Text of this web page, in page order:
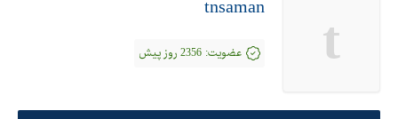
t
tnsaman
عضویت: 2356 روز پیش